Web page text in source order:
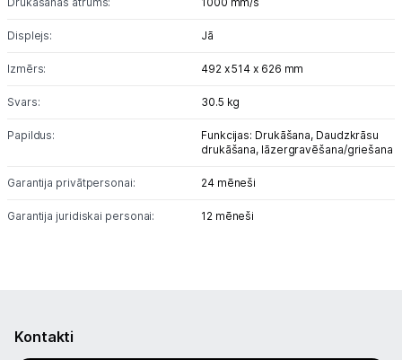
Displejs: Jā
Izmērs: 492 x 514 x 626 mm
Svars: 30.5 kg
Papildus:
Funkcijas: Drukāšana, Daudzkrāsu
drukāšana, lāzergravēšana/griešana
Garantija privātpersonai: 24 mēneši
Garantija juridiskai personai: 12 mēneši
Kontakti